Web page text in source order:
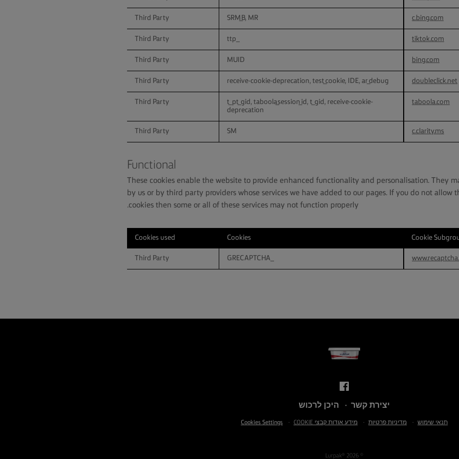
c.bing.com
SRM_B, MR
Third Party
tiktok.com
Third Party
bing.com
MUID
Third Party
doubleclick.net
receive-cookie-deprecation, test_cookie, IDE, ar_debug
Third Party
taboola.com
t_pt_gid, taboola_session_id, t_gid, receive-cookie-
deprecation
Third Party
c.clarity.ms
SM
Third Party
Functional
These cookies enable the website to provide enhanced functionality and personalisation. They
by us or by third party providers whose services we have added to our pages. If you do not allow
cookies then some or all of these services may not function properly.
Cookie
Cookies
Cookies used
Third Party
יצירת קשר היכן לרכוש
תנאי שימוש מדיניות פרטיות מידע אודות קבצי COOKIE Cookies Settings
© Lurpak® 2026